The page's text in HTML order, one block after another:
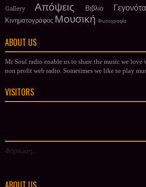
Gallery Απόψεις Βιβλίο Γεγονότα
Κινηματογράφος Μουσική Φωτογραφία
ABOUT US
Mr Soul radio enable us to share the music we
non profit web radio. Sometimes we like to play
VISITORS
Φόρτωση...